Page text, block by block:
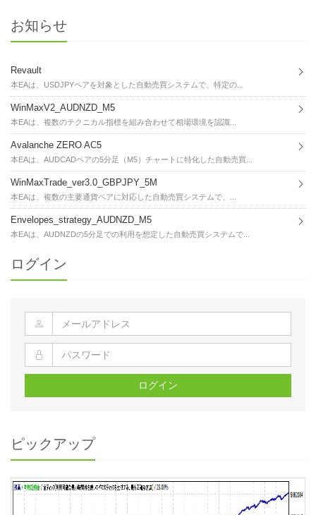
お知らせ
Revault
本EAは、USDJPYペアを対象とした自動売買システムで、特定の...
WinMaxV2_AUDNZD_M5
本EAは、複数のテクニカル指標を組み合わせて相場環境を認識...
Avalanche ZERO AC5
本EAは、AUDCADペアの5分足（M5）チャートに特化した自動売買...
WinMaxTrade_ver3.0_GBPJPY_5M
本EAは、複数の主要通貨ペアに対応した自動売買システムで、...
Envelopes_strategy_AUDNZD_M5
本EAは、AUDNZDの5分足での利用を想定した自動売買システムで...
ログイン
ログイン
ピックアップ